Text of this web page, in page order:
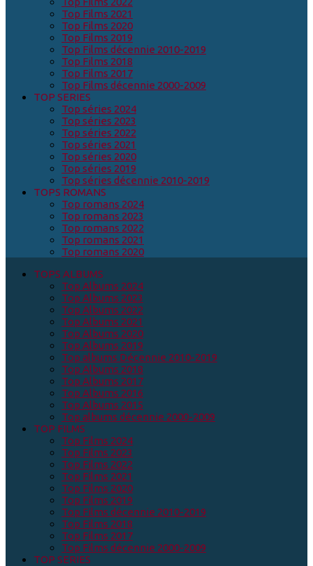
Top Films 2021
Top Films 2020
Top Films 2019
Top Films décennie 2010-2019
Top Films 2018
Top Films 2017
Top Films décennie 2000-2009
TOP SERIES
Top séries 2024
Top séries 2023
Top séries 2022
Top séries 2021
Top séries 2020
Top séries 2019
Top séries décennie 2010-2019
TOPS ROMANS
Top romans 2024
Top romans 2023
Top romans 2022
Top romans 2021
Top romans 2020
TOPS ALBUMS
Top Albums 2024
Top Albums 2023
Top Albums 2022
Top Albums 2021
Top Albums 2020
Top Albums 2019
Top albums Décennie 2010-2019
Top Albums 2018
Top Albums 2017
Top Albums 2016
Top Albums 2015
Top albums décennie 2000-2009
TOP FILMS
Top Films 2024
Top Films 2023
Top Films 2022
Top Films 2021
Top Films 2020
Top Films 2019
Top Films décennie 2010-2019
Top Films 2018
Top Films 2017
Top Films décennie 2000-2009
TOP SERIES